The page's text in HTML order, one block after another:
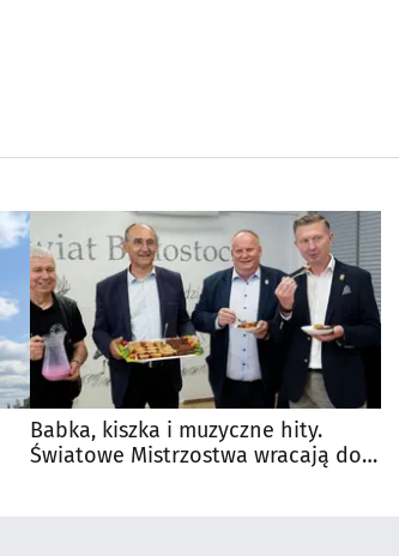
Babka, kiszka i muzyczne hity.
Światowe Mistrzostwa wracają do